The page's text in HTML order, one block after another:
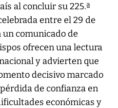
al concluir su 225.ª
entre el 29 de
un comunicado de
ofrecen una lectura
y advierten que
decisivo marcado
de confianza en
económicas y